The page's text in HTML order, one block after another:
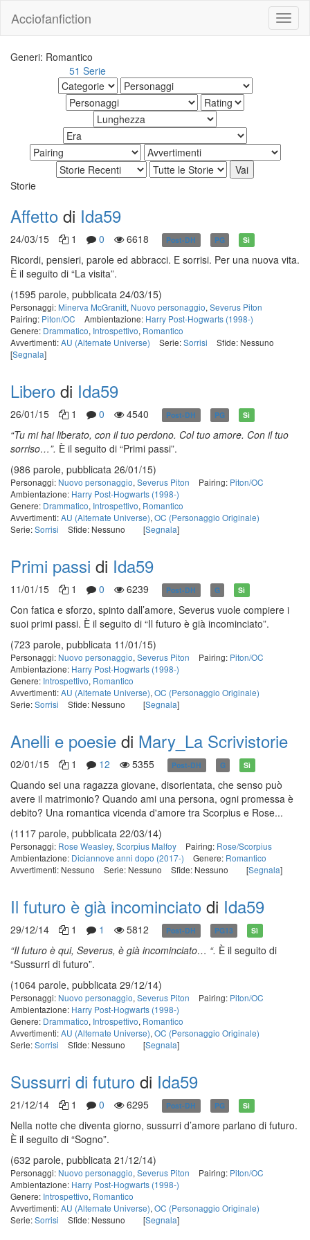
Acciofanfiction
Generi: Romantico
51 Serie
Storie
Affetto di Ida59
24/03/15 1 0 6618 Post-DH PG Sì
Ricordi, pensieri, parole ed abbracci. E sorrisi. Per una nuova vita.
È il seguito di “La visita”.
(1595 parole, pubblicata 24/03/15)
Personaggi: Minerva McGranitt, Nuovo personaggio, Severus Piton
Pairing: Piton/OC Ambientazione: Harry Post-Hogwarts (1998-)
Genere: Drammatico, Introspettivo, Romantico
Avvertimenti:AU (Alternate Universe) Serie:Sorrisi
Sfide: Nessuno
[Segnala]
Libero di Ida59
26/01/15 1 0 4540 Post-DH PG Sì
“Tu mi hai liberato, con il tuo perdono. Col tuo amore. Con il tuo
sorriso…”. È il seguito di “Primi passi”.
(986 parole, pubblicata 26/01/15)
Personaggi: Nuovo personaggio, Severus Piton Pairing: Piton/OC
Ambientazione: Harry Post-Hogwarts (1998-)
Genere: Drammatico, Introspettivo, Romantico
Avvertimenti:AU (Alternate Universe), OC (Personaggio Originale)
Serie:Sorrisi Sfide: Nessuno [Segnala]
Primi passi di Ida59
11/01/15 1 0 6239 Post-DH G Sì
Con fatica e sforzo, spinto dall’amore, Severus vuole compiere i
suoi primi passi. È il seguito di “Il futuro è già incominciato”.
(723 parole, pubblicata 11/01/15)
Personaggi: Nuovo personaggio, Severus Piton Pairing: Piton/OC
Ambientazione: Harry Post-Hogwarts (1998-)
Genere: Introspettivo, Romantico
Avvertimenti:AU (Alternate Universe), OC (Personaggio Originale)
Serie:Sorrisi Sfide: Nessuno [Segnala]
Anelli e poesie di Mary_La Scrivistorie
02/01/15 1 12 5355 Post-DH G Sì
Quando sei una ragazza giovane, disorientata, che senso può
avere il matrimonio? Quando ami una persona, ogni promessa è
debito? Una romantica vicenda d'amore tra Scorpius e Rose...
(1117 parole, pubblicata 22/03/14)
Personaggi: Rose Weasley, Scorpius Malfoy Pairing: Rose/Scorpius
Ambientazione: Diciannove anni dopo (2017-) Genere: Romantico
Avvertimenti: Nessuno
Serie: Nessuno Sfide: Nessuno [Segnala]
Il futuro è già incominciato di Ida59
29/12/14 1 1 5812 Post-DH PG13 Sì
“Il futuro è qui, Severus, è già incominciato… “. È il seguito di
“Sussurri di futuro”.
(1064 parole, pubblicata 29/12/14)
Personaggi: Nuovo personaggio, Severus Piton Pairing: Piton/OC
Ambientazione: Harry Post-Hogwarts (1998-)
Genere: Drammatico, Introspettivo, Romantico
Avvertimenti:AU (Alternate Universe), OC (Personaggio Originale)
Serie:Sorrisi Sfide: Nessuno [Segnala]
Sussurri di futuro di Ida59
21/12/14 1 0 6295 Post-DH PG Sì
Nella notte che diventa giorno, sussurri d’amore parlano di futuro.
È il seguito di “Sogno”.
(632 parole, pubblicata 21/12/14)
Personaggi: Nuovo personaggio, Severus Piton Pairing: Piton/OC
Ambientazione: Harry Post-Hogwarts (1998-)
Genere: Introspettivo, Romantico
Avvertimenti:AU (Alternate Universe), OC (Personaggio Originale)
Serie:Sorrisi Sfide: Nessuno [Segnala]